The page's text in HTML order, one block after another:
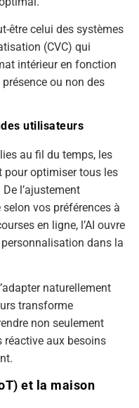
être celui des systèmes
(CVC) qui
intérieur en fonction
ou non des
utilisateurs
au fil du temps, les
pour optimiser tous les
l’ajustement
vos préférences à
en ligne, l’AI ouvre
dans la
naturellement
transforme
non seulement
aux besoins
et la maison